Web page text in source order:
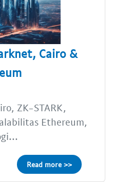
Cairo &
ZK-STARK,
Ethereum,
Read more >>